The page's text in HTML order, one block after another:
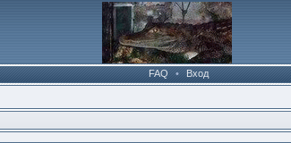
FAQ • Вход